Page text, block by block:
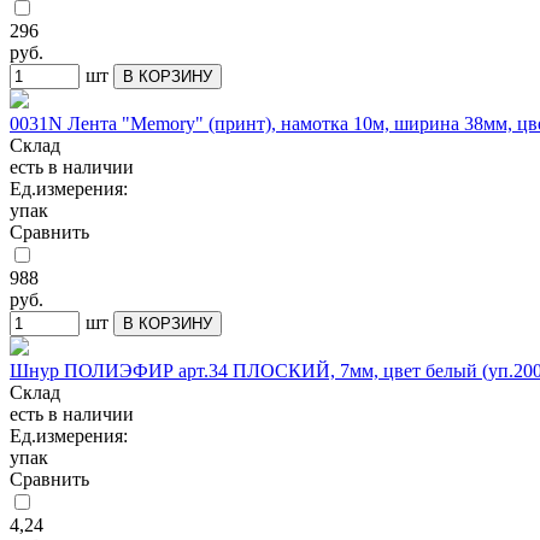
296
руб.
шт
В КОРЗИНУ
0031N Лента "Memory" (принт), намотка 10м, ширина 38мм,
Склад
есть в наличии
Ед.измерения:
упак
Сравнить
988
руб.
шт
В КОРЗИНУ
Шнур ПОЛИЭФИР арт.34 ПЛОСКИЙ, 7мм, цвет белый
Склад
есть в наличии
Ед.измерения:
упак
Сравнить
4,24